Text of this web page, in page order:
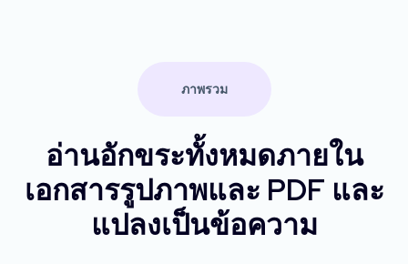
ภาพรวม
อ่านอักขระทั้งหมดภายใน
เอกสารรูปภาพและ PDF และ
แปลงเป็นข้อความ